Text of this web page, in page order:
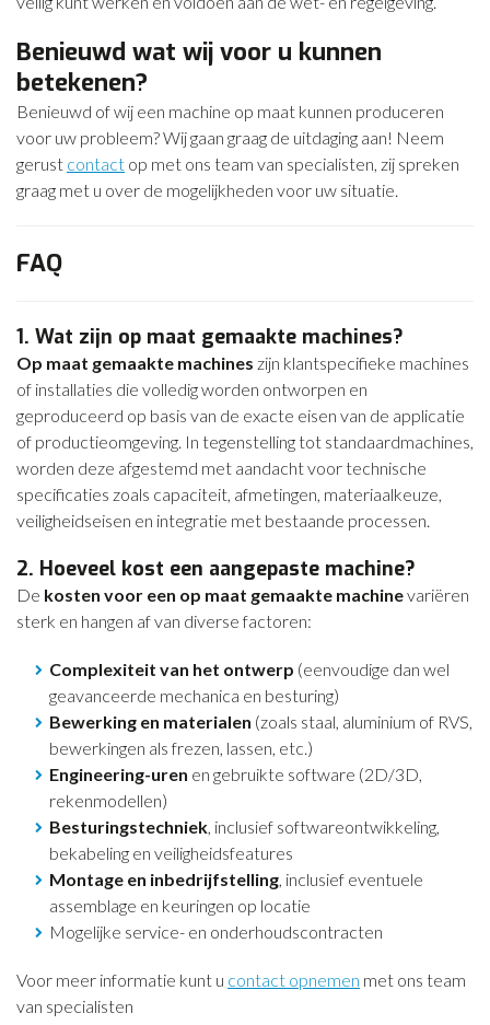
Benieuwd wat wij voor u kunnen
betekenen?
Benieuwd of wij een machine op maat kunnen produceren
voor uw probleem? Wij gaan graag de uitdaging aan! Neem
gerust contact op met ons team van specialisten, zij spreken
graag met u over de mogelijkheden voor uw situatie.
FAQ
1. Wat zijn op maat gemaakte machines?
Op maat gemaakte machines zijn klantspecifieke machines
of installaties die volledig worden ontworpen en
geproduceerd op basis van de exacte eisen van de applicatie
of productieomgeving. In tegenstelling tot standaardmachines,
worden deze afgestemd met aandacht voor technische
specificaties zoals capaciteit, afmetingen, materiaalkeuze,
veiligheidseisen en integratie met bestaande processen.
2. Hoeveel kost een aangepaste machine?
De kosten voor een op maat gemaakte machinevariëren
sterk en hangen af van diverse factoren:
Complexiteit van het ontwerp (eenvoudige dan wel
geavanceerde mechanica en besturing)
Bewerking en materialen (zoals staal, aluminium of RVS,
bewerkingen als frezen, lassen, etc.)
Engineering-uren en gebruikte software (2D/3D,
rekenmodellen)
Besturingstechniek, inclusief softwareontwikkeling,
bekabeling en veiligheidsfeatures
Montage en inbedrijfstelling, inclusief eventuele
assemblage en keuringen op locatie
Mogelijke service- en onderhoudscontracten
Voor meer informatie kunt u contact opnemen met ons team
van specialisten